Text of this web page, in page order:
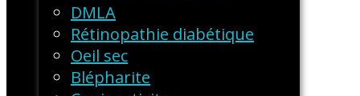
DMLA
Rétinopathie diabétique
Oeil sec
Blépharite